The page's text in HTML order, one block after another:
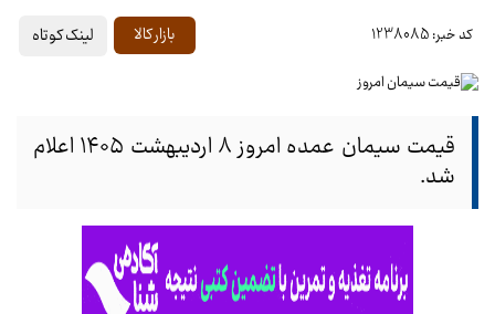
کد خبر: 1238085 بازار کالا لینک کوتاه
قیمت سیمان عمده امروز ۸ اردیبهشت ۱۴۰۵ اعلام
شد.